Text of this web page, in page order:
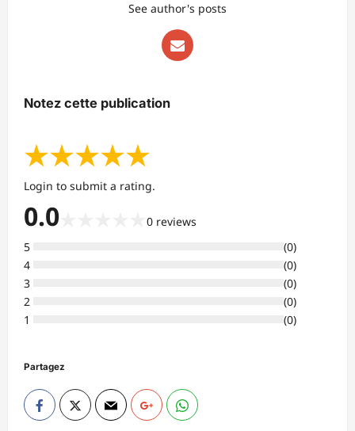
See author's posts
Notez cette publication
★★★★★
Login to submit a rating.
0.0 0 reviews
5
(0)
4
(0)
3
(0)
2
(0)
1
(0)
Partagez